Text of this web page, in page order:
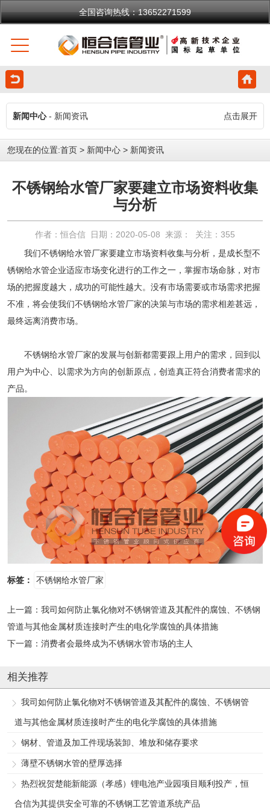
全国咨询热线：13652271599
新闻中心- 新闻资讯 点击展开
您现在的位置:首页 > 新闻中心 > 新闻资讯
不锈钢给水管厂家要建立市场资料收集
与分析
作者：恒合信 日期：2020-05-08 来源： 关注： 355
我们不锈钢给水管厂家要建立市场资料收集与分析，是成长型不
锈钢给水管企业适应市场变化进行的工作之一，掌握市场命脉，对市
场的把握度越大，成功的可能性越大。没有市场需要或市场需求把握
不准，将会使我们不锈钢给水管厂家的决策与市场的需求相差甚远，
最终远离消费市场。
不锈钢给水管厂家的发展与创新都需要跟上用户的需求，回到以
用户为中心、以需求为方向的创新原点，创造真正符合消费者需求的
产品。
标签： 不锈钢给水管厂家
上一篇： 我司如何防止氯化物对不锈钢管道及其配件的腐蚀、不锈钢
管道与其他金属材质连接时产生的电化学腐蚀的具体措施
下一篇： 消费者会最终成为不锈钢水管市场的主人
相关推荐
我司如何防止氯化物对不锈钢管道及其配件的腐蚀、不锈钢管
道与其他金属材质连接时产生的电化学腐蚀的具体措施
钢材、管道及加工件现场装卸、堆放和储存要求
薄壁不锈钢水管的壁厚选择
热烈祝贺楚能新能源（孝感）锂电池产业园项目顺利投产，恒
合信为其提供安全可靠的不锈钢工艺管道系统产品